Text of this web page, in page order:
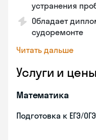
устранения
Обладает
судоремонте
Читать дальше
Услуги и цены
Математика
Подготовка к ЕГЭ/ОГЭ